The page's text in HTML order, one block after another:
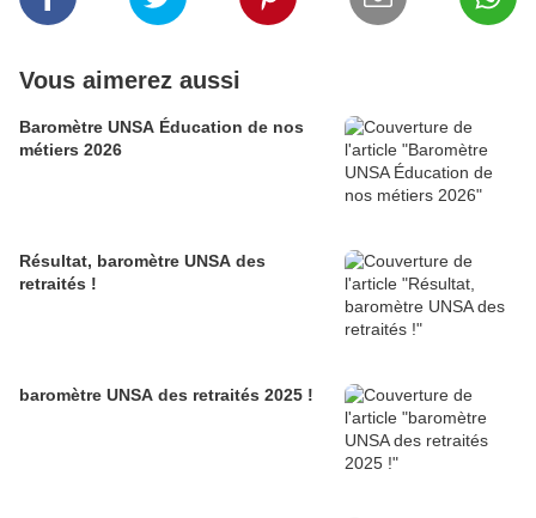
Vous aimerez aussi
Baromètre UNSA Éducation de nos
métiers 2026
Résultat, baromètre UNSA des
retraités !
baromètre UNSA des retraités 2025 !